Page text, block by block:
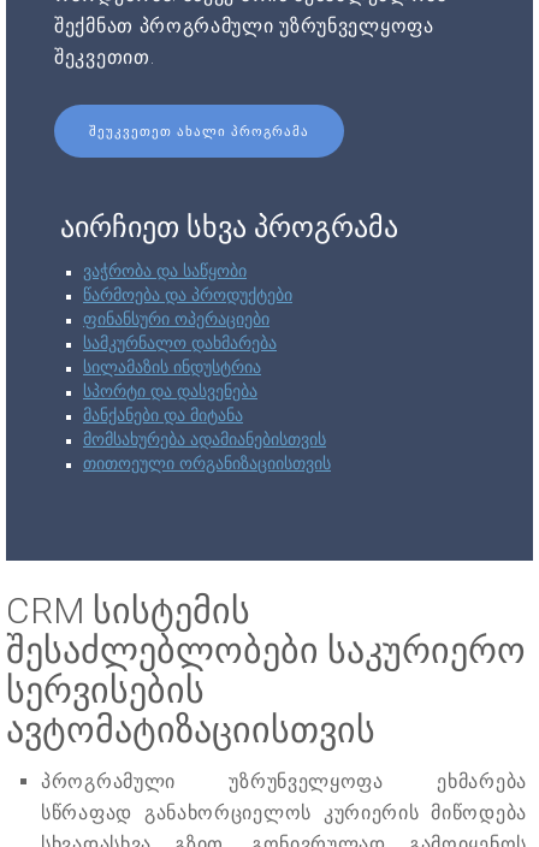
შექმნათ პროგრამული უზრუნველყოფა
შეკვეთით.
ᲨᲔᲣᲙᲕᲔᲗᲔᲗ ᲐᲮᲐᲚᲘ ᲞᲠᲝᲒᲠᲐᲛᲐ
აირჩიეთ სხვა პროგრამა
ვაჭრობა და საწყობი
წარმოება და პროდუქტები
ფინანსური ოპერაციები
სამკურნალო დახმარება
სილამაზის ინდუსტრია
სპორტი და დასვენება
მანქანები და მიტანა
მომსახურება ადამიანებისთვის
თითოეული ორგანიზაციისთვის
CRM სისტემის
შესაძლებლობები საკურიერო
სერვისების
ავტომატიზაციისთვის
პროგრამული უზრუნველყოფა ეხმარება
სწრაფად განახორციელოს კურიერის მიწოდება